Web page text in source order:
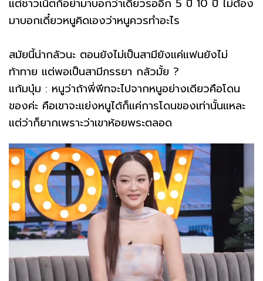
แต่ชาวเน็ตก็อย่ามาบอกว่าเดี๋ยวรออีก 5 ปี 10 ปี ไม่ต้อง
มาบอกเดี๋ยวหนูคิดเองว่าหนูควรทำอะไร
สมัยนี้น่ากลัวนะ ตอนยังไม่เป็นสามียังแค่แฟนยังไม่
ท้าทาย แต่พอเป็นสามีภรรยา กลัวมั้ย ?
แก้มบุ๋ม : หนูว่าถ้าพี่พีทจะไปจากหนูอย่างเดียวคือโดน
ของค่ะ คือเขาจะแย่งหนูได้ก็แค่การโดนของเท่านั้นแหละ
แต่ว่าก็ยากเพราะว่าเขาห้อยพระตลอด